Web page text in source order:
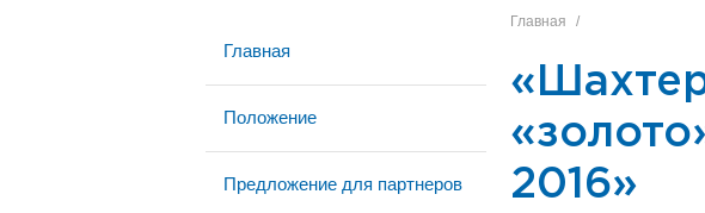
Главная
Положение
Предложение для партнеров
Главная /
2016»